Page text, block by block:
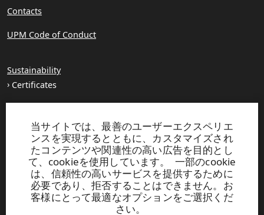
当サイトでは、最善のユーザーエクスペリエ
ンスを実現するとともに、カスタマイズされ
たコンテンツや関連性の高い広告を目的とし
て、cookieを使用しています。 一部のcookie
は、信頼性の高いサービスを提供するために
必要であり、拒否することはできません。お
客様にとって最適なオプションをご選択くだ
さい。
Contacts
UPM Code of Conduct
Sustainability
Certificates
About us
Production units
Brochures
UPM TIMBER
Peltokatu 26 C, 5th floor